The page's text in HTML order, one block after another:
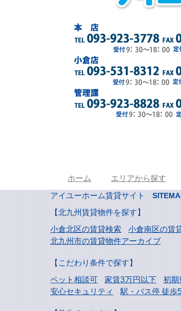
ホーム エリアから探す
アイユーホーム賃貸サイト
【北九州賃貸物件を探す】
小倉北区の賃貸検索
小倉南区の賃
北九州市の賃貸物件アーカイブ
【こだわり条件で探す】
ペット相談可
家賃3万円以下 初期
安心セキュリティ
駅・バス停 徒歩